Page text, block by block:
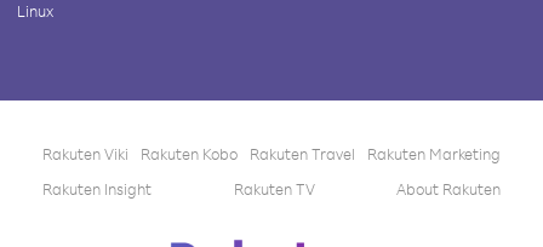
Linux
Rakuten Viki Rakuten Kobo Rakuten Travel
Rakuten Marketing
Rakuten Insight
Rakuten TV About Rakuten